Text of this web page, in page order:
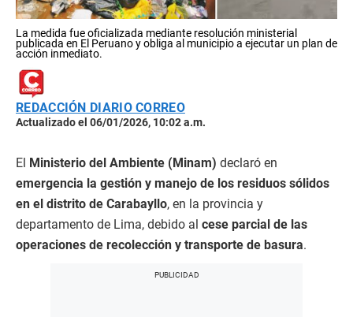
La medida fue oficializada mediante resolución ministerial
publicada en El Peruano y obliga al municipio a ejecutar un plan de
acción inmediato.
REDACCIÓN DIARIO CORREO
Actualizado el 06/01/2026, 10:02 a.m.
El Ministerio del Ambiente (Minam) declaró en
emergencia la gestión y manejo de los residuos sólidos
en el distrito de Carabayllo, en la provincia y
departamento de Lima, debido al cese parcial de las
operaciones de recolección y transporte de basura.